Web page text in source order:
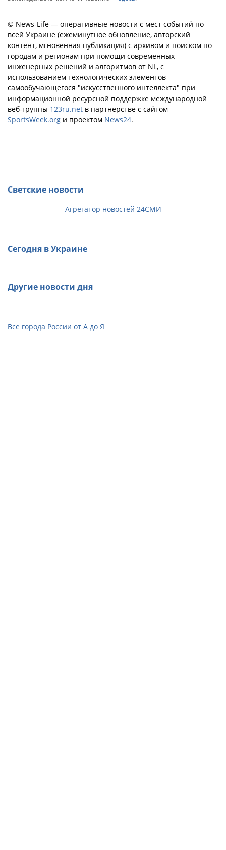
© News-Life — оперативные новости с мест событий по
всей Украине (ежеминутное обновление, авторский
контент, мгновенная публикация) с архивом и поиском по
городам и регионам при помощи современных
инженерных решений и алгоритмов от NL, с
использованием технологических элементов
самообучающегося "искусственного интеллекта" при
информационной ресурсной поддержке международной
веб-группы 123ru.net в партнёрстве с сайтом
SportsWeek.org и проектом News24.
Светские новости
Агрегатор новостей 24СМИ
Сегодня в Украине
Другие новости дня
Все города России от А до Я